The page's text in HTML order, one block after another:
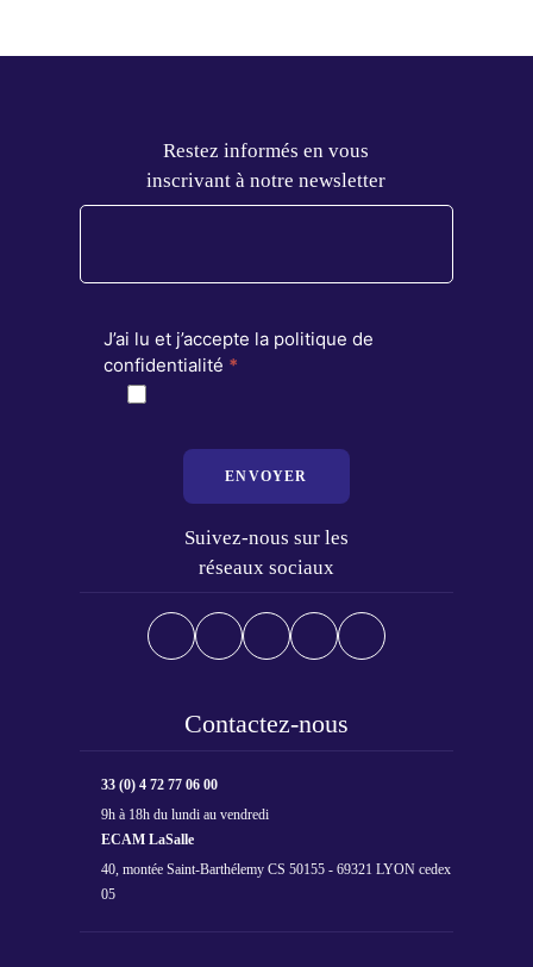
Restez informés en vous
inscrivant à notre newsletter
J’ai lu et j’accepte la politique de
confidentialité *
ENVOYER
Suivez-nous sur les
réseaux sociaux
Contactez-nous
33 (0) 4 72 77 06 00
9h à 18h du lundi au vendredi
ECAM LaSalle
40, montée Saint-Barthélemy CS 50155 - 69321 LYON cedex
05